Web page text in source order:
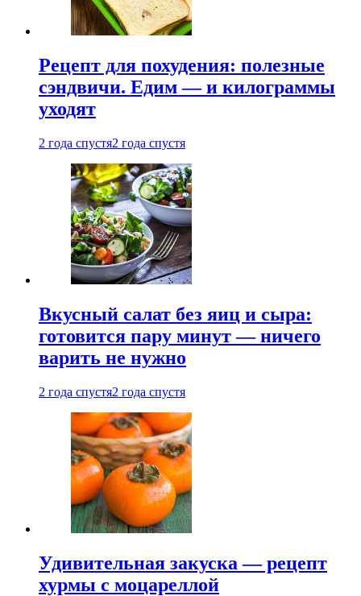
Рецепт для похудения: полезные
сэндвичи. Едим — и килограммы
уходят
2 года спустя2 года спустя
Вкусный салат без яиц и сыра:
готовится пару минут — ничего
варить не нужно
2 года спустя2 года спустя
Удивительная закуска — рецепт
хурмы с моцареллой